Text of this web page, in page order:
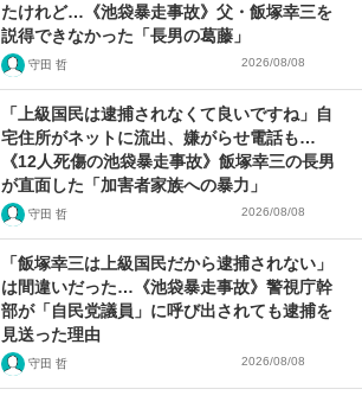
たけれど…《池袋暴走事故》父・飯塚幸三を
説得できなかった「長男の葛藤」
守田 哲 2026/08/08
「上級国民は逮捕されなくて良いですね」自
宅住所がネットに流出、嫌がらせ電話も…
《12人死傷の池袋暴走事故》飯塚幸三の長男
が直面した「加害者家族への暴力」
守田 哲 2026/08/08
「飯塚幸三は上級国民だから逮捕されない」
は間違いだった…《池袋暴走事故》警視庁幹
部が「自民党議員」に呼び出されても逮捕を
見送った理由
守田 哲 2026/08/08